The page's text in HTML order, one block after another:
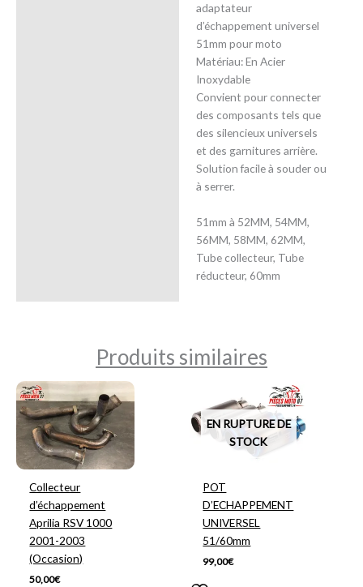
adaptateur
d’échappement universel
51mm pour moto
Matériau: En Acier
Inoxydable
Convient pour connecter
des composants tels que
des silencieux universels
et des garnitures arrière.
Solution facile à souder ou
à serrer.
51mm à 52MM, 54MM,
56MM, 58MM, 62MM,
Tube collecteur, Tube
réducteur, 60mm
Produits similaires
Collecteur
d’échappement
Aprilia RSV 1000
2001-2003
(Occasion)
50,00€
EN RUPTURE DE
STOCK
POT
D’ECHAPPEMENT
UNIVERSEL
51/60mm
99,00€